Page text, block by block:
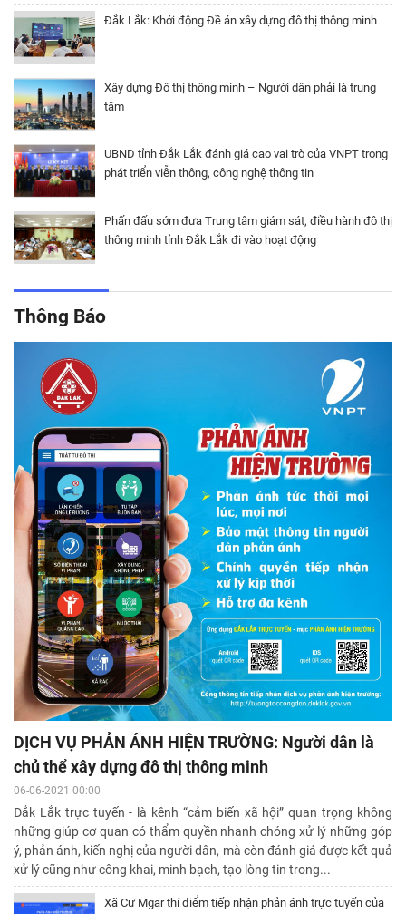
Đắk Lắk: Khởi động Đề án xây dựng đô thị thông minh
Xây dựng Đô thị thông minh – Người dân phải là trung
tâm
UBND tỉnh Đắk Lắk đánh giá cao vai trò của VNPT trong
phát triển viễn thông, công nghệ thông tin
Phấn đấu sớm đưa Trung tâm giám sát, điều hành đô thị
thông minh tỉnh Đắk Lắk đi vào hoạt động
Thông Báo
DỊCH VỤ PHẢN ÁNH HIỆN TRƯỜNG: Người dân là
chủ thể xây dựng đô thị thông minh
06-06-2021 00:00
Đắk Lắk trực tuyến - là kênh “cảm biến xã hội” quan trọng không
những giúp cơ quan có thẩm quyền nhanh chóng xử lý những góp
ý, phản ánh, kiến nghị của người dân, mà còn đánh giá được kết quả
xử lý cũng như công khai, minh bạch, tạo lòng tin trong...
Xã Cư Mgar thí điểm tiếp nhận phản ánh trực tuyến của